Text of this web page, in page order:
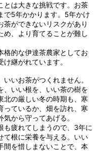
とは大きな挑戦です。お茶
で5年かかります。5年かけ
ができないリスクがあり
め、より育てることが難し
格的な伊達茶農家としてお
継がれています。
いお茶がつくれません。
、いい根を、いい茶の樹を
北の厳しい冬の時期も、寒
っているか、畑を訪れ、寒
から守ってあげる。
も疲れてしまうので、3年に
て根に栄養を与える。いい
間を惜しまないことで、本